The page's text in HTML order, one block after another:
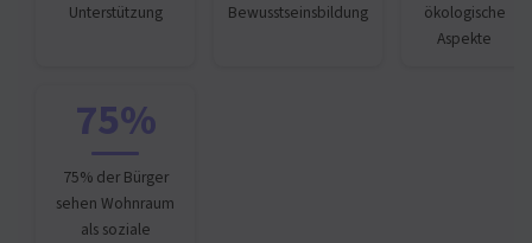
Unterstützung
Bewusstseinsbildung
ökologische
Aspekte
75%
75% der Bürger
sehen Wohnraum
als soziale